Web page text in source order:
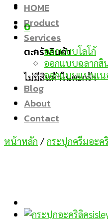
0
ตะกร้าสินค้า
ไม่มีสินค้าในตะกร้า
HOME
Product
Services
ออกแบบโลโก้
ออกแบบฉลากสิ
ออกแบบแบนเน
Blog
About
Contact
หน้าหลัก / กระปุกครีมอะค